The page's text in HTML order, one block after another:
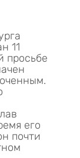
11
просьбе
его
почти